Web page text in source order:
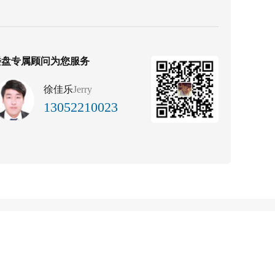
专属顾问为您服务
徐佳乐Jerry
13052210023